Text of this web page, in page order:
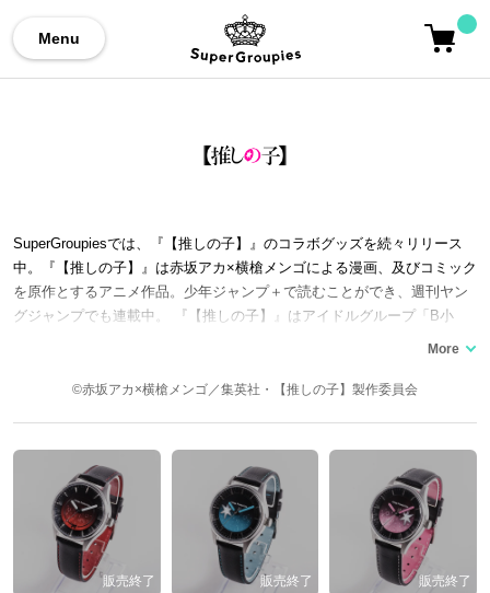
Menu
SuperGroupiesでは、『【推しの子】』のコラボグッズを続々リリース
中。『【推しの子】』は赤坂アカ×横槍メンゴによる漫画、及びコミック
を原作とするアニメ作品。少年ジャンプ＋で読むことができ、週刊ヤン
グジャンプでも連載中。 『【推しの子】』はアイドルグループ「B小
町」のセンター・アイ＝"推し"の子に転生した、アクア、ルビーの双子
よるOPテーマ「アイドル」も話題となった。リアルな芸能界の様子や、
©赤坂アカ×横槍メンゴ／集英社・【推しの子】製作委員会